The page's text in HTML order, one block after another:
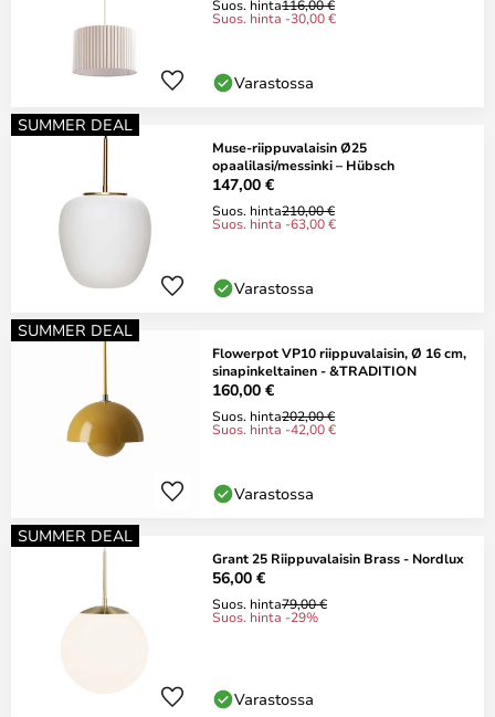
Suos. hinta116,00 €
Suos. hinta -30,00 €
Varastossa
SUMMER DEAL
Muse-riippuvalaisin Ø25
opaalilasi/messinki – Hübsch
147,00 €
Suos. hinta210,00 €
Suos. hinta -63,00 €
Varastossa
SUMMER DEAL
Flowerpot VP10 riippuvalaisin, Ø 16 cm,
sinapinkeltainen - &TRADITION
160,00 €
Suos. hinta202,00 €
Suos. hinta -42,00 €
Varastossa
SUMMER DEAL
Grant 25 Riippuvalaisin Brass - Nordlux
56,00 €
Suos. hinta79,00 €
Suos. hinta -29%
Varastossa